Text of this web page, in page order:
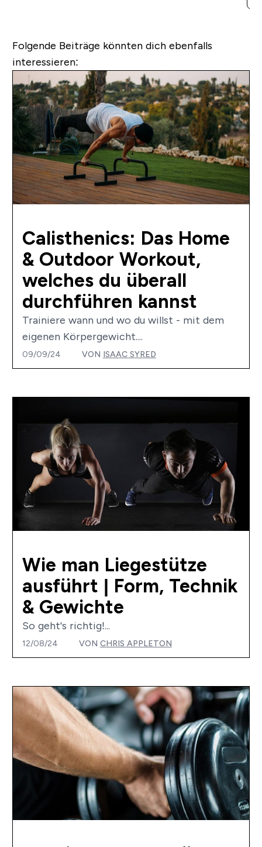
Folgende Beiträge könnten dich ebenfalls
interessieren:
Calisthenics: Das Home
& Outdoor Workout,
welches du überall
durchführen kannst
Trainiere wann und wo du willst - mit dem
eigenen Körpergewicht....
09/09/24 VON ISAAC SYRED
Wie man Liegestütze
ausführt | Form, Technik
& Gewichte
So geht's richtig!...
12/08/24 VON CHRIS APPLETON